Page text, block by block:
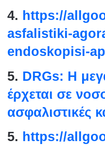
4. https://
asfalistiki-
endoskopisi-
5. DRGs: Η
έρχεται σε
ασφαλιστικές
5. https://